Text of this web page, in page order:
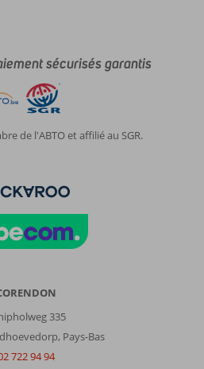
sécurisés garantis
de l'ABTO et affilié au SGR.
335
Pays-Bas
722 94 94